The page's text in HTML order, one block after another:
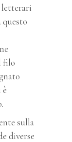
filo
è
sulla
diverse